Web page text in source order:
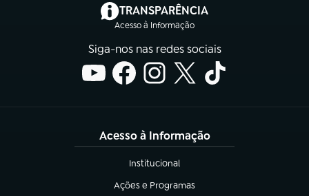
TRANSPARÊNCIA
Acesso à Informação
(abre em nova aba)
Siga-nos nas redes sociais
Acesso à Informação
Institucional
(abre em nova aba)
Ações e Programas
(abre em nova aba)